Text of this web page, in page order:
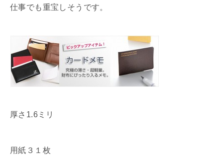
仕事でも重宝しそうです。
厚さ1.6ミリ
用紙３１枚